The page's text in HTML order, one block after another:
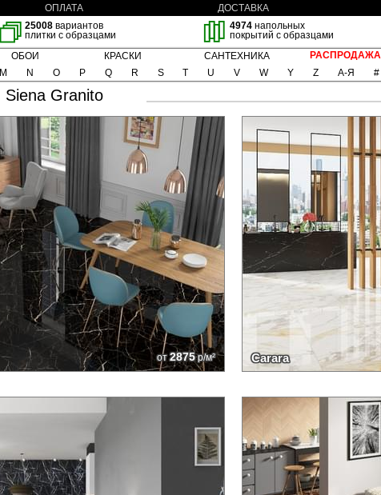
ОПЛАТА ДОСТАВКА
25008 вариантов
плитки с образцами
4974напольных
покрытий с образцами
ОБОИ КРАСКИ САНТЕХНИКА
РАСПРОДАЖА
M N O P Q R S T U V W Y Z А-Я #
Siena Granito
от2875р/м² Carara